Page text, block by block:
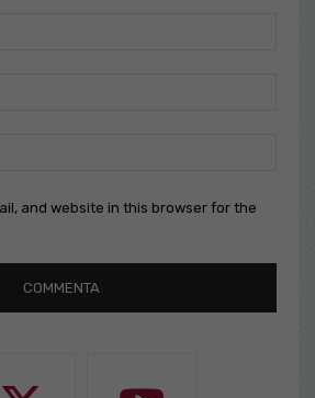
and website in this browser for the